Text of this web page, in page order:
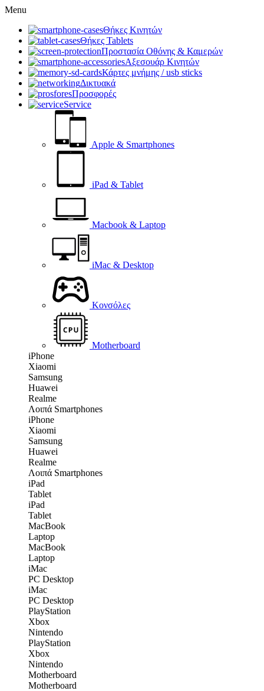
Menu
Θήκες Κινητών
Θήκες Tablets
Προστασία Οθόνης & Καμερών
Αξεσουάρ Κινητών
Κάρτες μνήμης / usb sticks
Δικτυακά
Προσφορές
Service
Apple & Smartphones
iPad & Tablet
Macbook & Laptop
iMac & Desktop
Κονσόλες
Motherboard
iPhone
Xiaomi
Samsung
Huawei
Realme
Λοιπά Smartphones
iPhone
Xiaomi
Samsung
Huawei
Realme
Λοιπά Smartphones
iPad
Tablet
iPad
Tablet
MacBook
Laptop
MacBook
Laptop
iMac
PC Desktop
iMac
PC Desktop
PlayStation
Xbox
Nintendo
PlayStation
Xbox
Nintendo
Motherboard
Motherboard